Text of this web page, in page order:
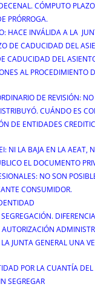
CÓMPUTO
PRÓRROGA.
HACE INVÁLIDA A LA
CADUCIDAD DEL
CADUCIDAD DEL
AL PROCEDIMIENTO
DE REVISIÓN:
CUÁNDO ES
ENTIDADES
LA BAJA EN LA AEAT,
EL DOCUMENTO
NO SON
CONSUMIDOR.
GENERAL UNA
POR LA CUANTÍA DEL
SEGREGAR